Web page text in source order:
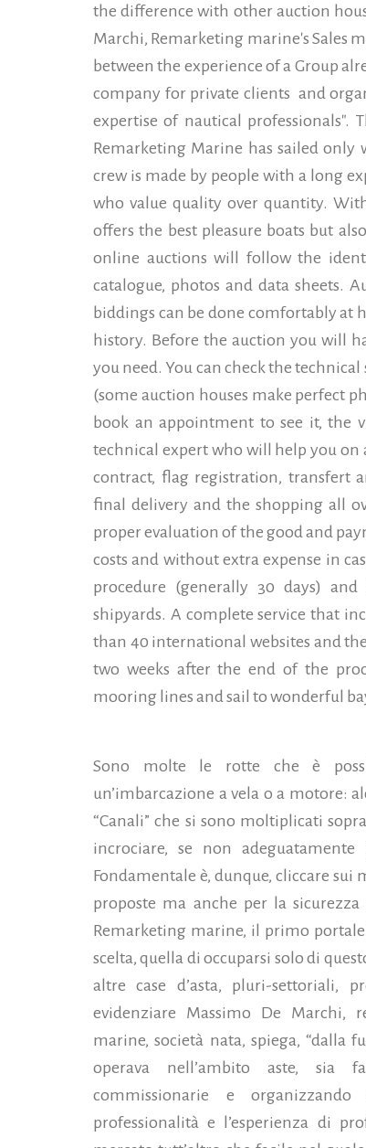
the difference with other auction
Marchi, Remarketing marine's Sales
between the experience of a Group
company for private clients and
expertise of nautical professionals".
Remarketing Marine has sailed only
crew is made by people with a long
who value quality over quantity.
offers the best pleasure boats but
online auctions will follow the
catalogue, photos and data sheets.
biddings can be done comfortably at
history. Before the auction you will
you need. You can check the
(some auction houses make perfect
book an appointment to see it, the
technical expert who will help you on
contract, flag registration,
final delivery and the shopping all
proper evaluation of the good and
costs and without extra expense in
procedure (generally 30 days)
shipyards. A complete service that
than 40 international websites and
two weeks after the end of the
mooring lines and sail to wonderful
Sono molte le rotte che è
un’imbarcazione a vela o a motore:
“Canali” che si sono moltiplicati
incrociare, se non
Fondamentale è, dunque, cliccare
proposte ma anche per la
Remarketing marine, il primo
scelta, quella di occuparsi solo di
altre case d’asta, pluri-settoriali,
evidenziare Massimo De Marchi,
marine, società nata, spiega, “dalla
operava nell’ambito aste, sia
commissionarie e
professionalità e l’esperienza di